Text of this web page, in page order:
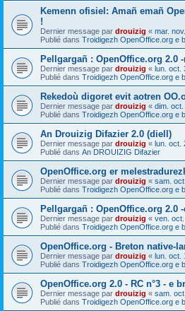
Kemenn ofisiel: Amañ emañ
!
Dernier message par drouizig « mar.
Publié dans Troidigezh OpenOffice.org e
Pellgargañ : OpenOffice.org 2.0
Dernier message par drouizig « lun. oct.
Publié dans Troidigezh OpenOffice.org e
Rekedoù digoret evit aotren
Dernier message par drouizig « dim.
Publié dans Troidigezh OpenOffice.org e
An Drouizig Difazier 2.0 (diell)
Dernier message par drouizig « lun. oct.
Publié dans An DROUIZIG Difazier
OpenOffice.org er
Dernier message par drouizig « sam.
Publié dans Troidigezh OpenOffice.org e
Pellgargañ : OpenOffice.org 2.0
Dernier message par drouizig « ven.
Publié dans Troidigezh OpenOffice.org e
OpenOffice.org - Breton native-
Dernier message par drouizig « lun. oct.
Publié dans Troidigezh OpenOffice.org e
OpenOffice.org 2.0 - RC n°3 - e
Dernier message par drouizig « sam.
Publié dans Troidigezh OpenOffice.org e